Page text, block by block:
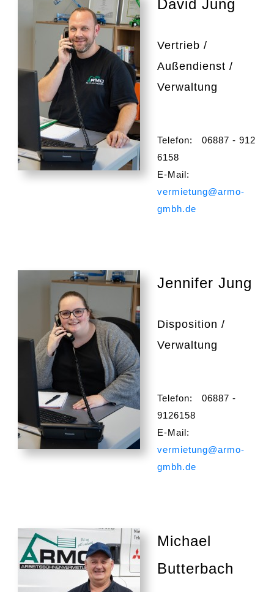
David Jung
Vertrieb /
Außendienst /
Verwaltung
Telefon: 06887 - 912
6158
E-Mail:
vermietung@armo-
gmbh.de
Jennifer Jung
Disposition /
Verwaltung
Telefon: 06887 -
9126158
E-Mail:
vermietung@armo-
gmbh.de
Michael
Butterbach